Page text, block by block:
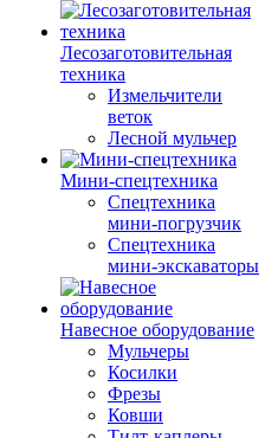
Лесозаготовительная
техника
Измельчители
веток
Лесной мульчер
Мини-спецтехника
Спецтехника
мини-погрузчик
Спецтехника
мини-экскаваторы
Навесное оборудование
Мульчеры
Косилки
Фрезы
Ковши